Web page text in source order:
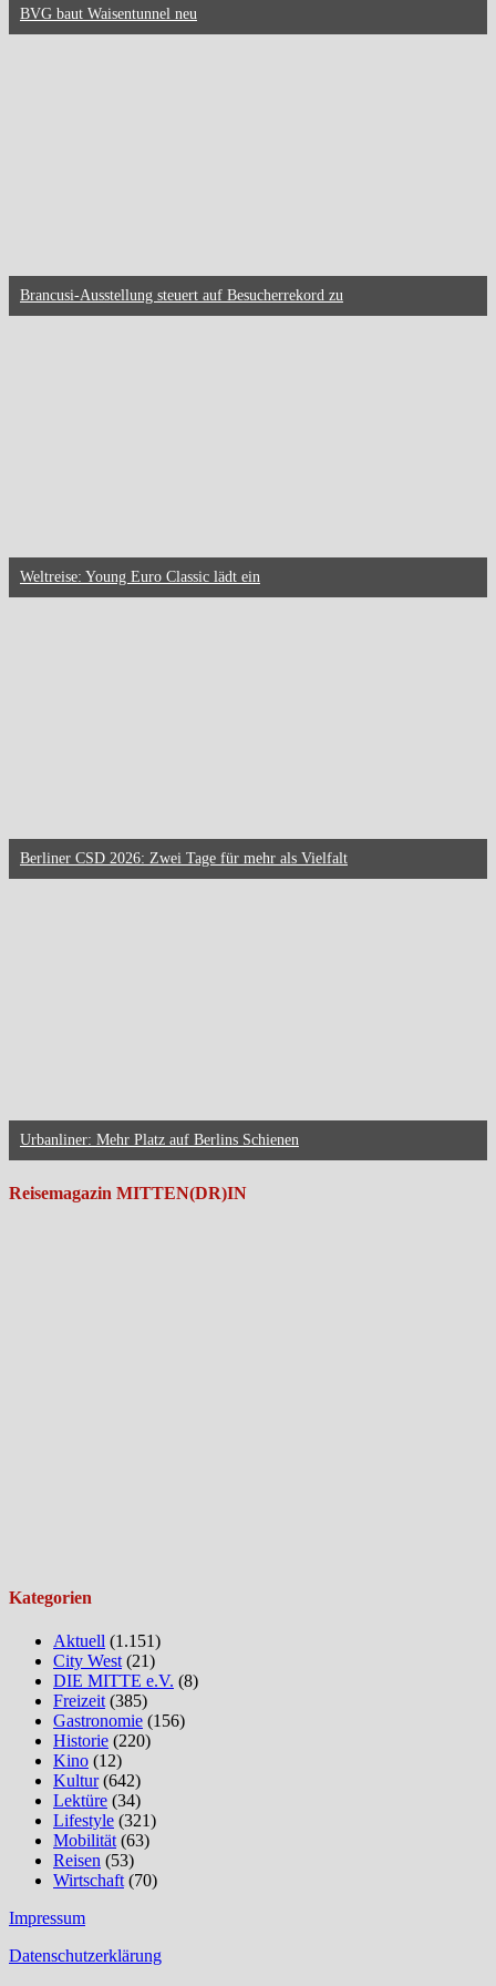
BVG baut Waisentunnel neu
Brancusi-Ausstellung steuert auf Besucherrekord zu
Weltreise: Young Euro Classic lädt ein
Berliner CSD 2026: Zwei Tage für mehr als Vielfalt
Urbanliner: Mehr Platz auf Berlins Schienen
Reisemagazin MITTEN(DR)IN
Kategorien
Aktuell (1.151)
City West (21)
DIE MITTE e.V. (8)
Freizeit (385)
Gastronomie (156)
Historie (220)
Kino (12)
Kultur(642)
Lektüre (34)
Lifestyle (321)
Mobilität (63)
Reisen (53)
Wirtschaft (70)
Impressum
Datenschutzerklärung